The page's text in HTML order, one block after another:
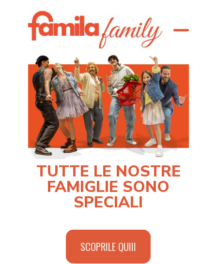
TUTTE LE NOSTRE
FAMIGLIE SONO
SPECIALI
SCOPRILE QUIII